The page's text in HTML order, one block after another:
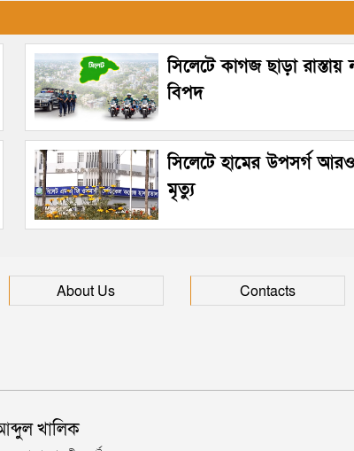
সিলেটে কাগজ ছাড়া রাস্তায়
বিপদ
সিলেটে হামের উপসর্গ
মৃত্যু
About Us Contacts
খালিক